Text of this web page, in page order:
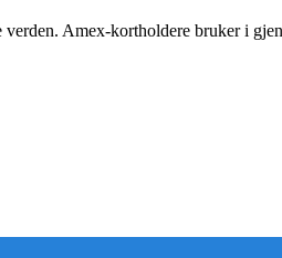
Amex-kortholdere bruker i